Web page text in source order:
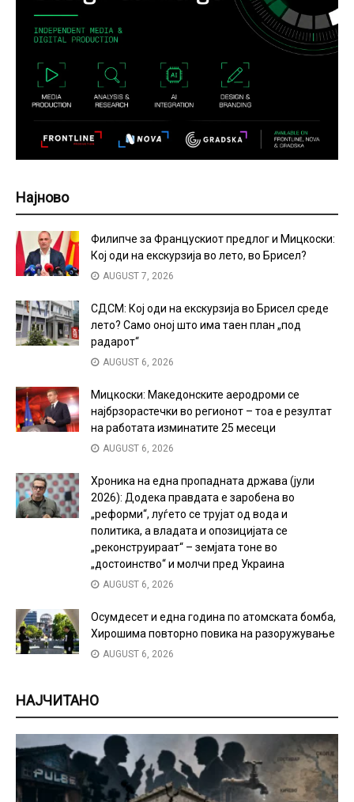
Најново
Филипче за Францускиот предлог и Мицкоски:
Кој оди на екскурзија во лето, во Брисел?
AUGUST 7, 2026
СДСМ: Кој оди на екскурзија во Брисел среде
лето? Само оној што има таен план „под
радарот“
AUGUST 6, 2026
Мицкоски: Македонските аеродроми се
најбрзорастечки во регионот – тоа е резултат
на работата изминатите 25 месеци
AUGUST 6, 2026
Хроника на една пропадната држава (јули
2026): Додека правдата е заробена во
„реформи“, луѓето се трујат од вода и
политика, а владата и опозицијата се
„реконструираат“ – земјата тоне во
„достоинство“ и молчи пред Украина
AUGUST 6, 2026
Осумдесет и една година по атомската бомба,
Хирошима повторно повика на разоружување
AUGUST 6, 2026
НАЈЧИТАНО